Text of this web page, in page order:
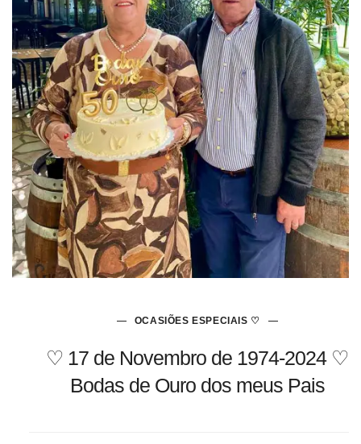
OCASIÕES ESPECIAIS ♡
♡ 17 de Novembro de 1974-2024 ♡
Bodas de Ouro dos meus Pais